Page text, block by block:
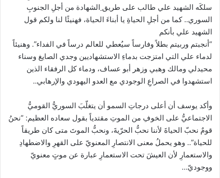
سلكَه الشهيد علي طالب على طريق ِالشهادة من أجلِ الجنوبِ
السوري.. كما من أجلِ الحياةِ يا أبناءَ الحياة، فهنيئًا لنا ولكم قول
الشهيد علي بأنكم
“أنجبتم وربيتم بطلاً وفارساً سيُعطي للعالم درساً في الفداء”. وهنيئاً
لدماء علي التي امتزجت بدماءِ الاستشهاديين وجدي الصايغ وسناء
محيدلي ومالك وهبي وزهر أبو عساف، ودماء كل الرفقاء الذين
استشهدوا في الصراعِ الوجودي مع العدو اليهودي والإرهابي..
وأكد يوسف أن أعلى درجاتِ السمو أن يتغلّبَ السوريُّ القوميُّ
الاجتماعيُّ على الخوفِ من الموتِ مقتدياً بقول سعاده العظيم: “نحنُ
قومٌ نحبّ الحياةَ لأننا نحبُّ الحرّيةَ، ونحبُّ الموتَ متى كان طريقاً
للحياة”.. وهو يحملُ معنى الانتصارِ المعنويّ على القهرِ والاضطهادِ
والاستعمارِ لأن العيشَ تحت الاستعمارِ عبارة عن موتٍ معنويّ
ووجوديّ…